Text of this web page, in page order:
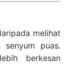
melihat
puas.
berkesan